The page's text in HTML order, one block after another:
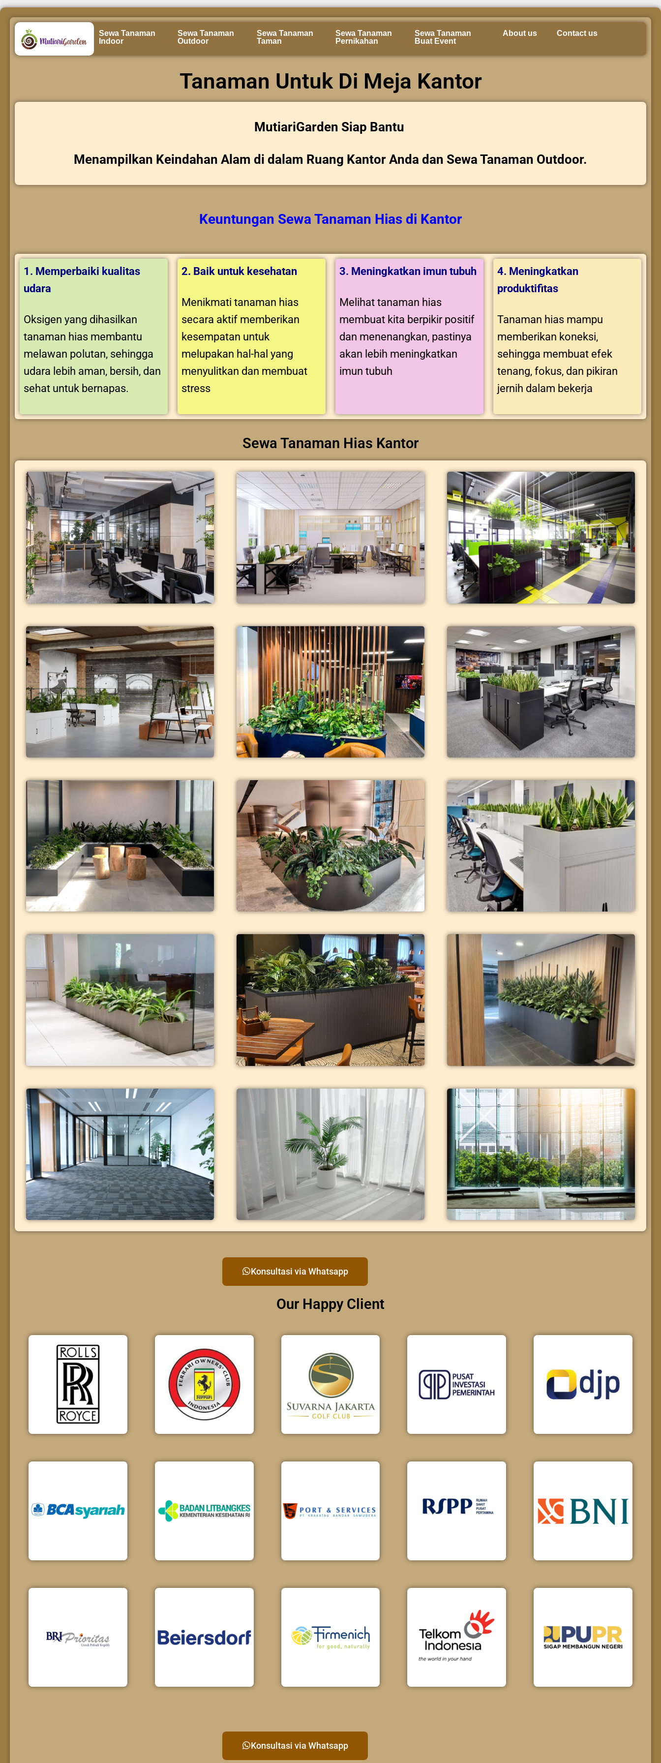
Sewa Tanaman
Indoor
Sewa Tanaman
Outdoor
Sewa Tanaman
Taman
Sewa Tanaman
Pernikahan
Sewa Tanaman
Buat Event
About us Contact us
Tanaman Untuk Di Meja Kantor
MutiariGarden Siap Bantu
Menampilkan Keindahan Alam di dalam Ruang Kantor Anda dan Sewa Tanaman Outdoor.
Keuntungan Sewa Tanaman Hias di Kantor
1. Memperbaiki kualitas
udara
Oksigen yang dihasilkan
tanaman hias membantu
melawan polutan, sehingga
udara lebih aman, bersih, dan
sehat untuk bernapas.
2. Baik untuk kesehatan
Menikmati tanaman hias
secara aktif memberikan
kesempatan untuk
melupakan hal-hal yang
menyulitkan dan membuat
stress
3. Meningkatkan imun tubuh
Melihat tanaman hias
membuat kita berpikir positif
dan menenangkan, pastinya
akan lebih meningkatkan
imun tubuh
4. Meningkatkan
produktifitas
Tanaman hias mampu
memberikan koneksi,
sehingga membuat efek
tenang, fokus, dan pikiran
jernih dalam bekerja
Sewa Tanaman Hias Kantor
Konsultasi via Whatsapp
Our Happy Client
Konsultasi via Whatsapp